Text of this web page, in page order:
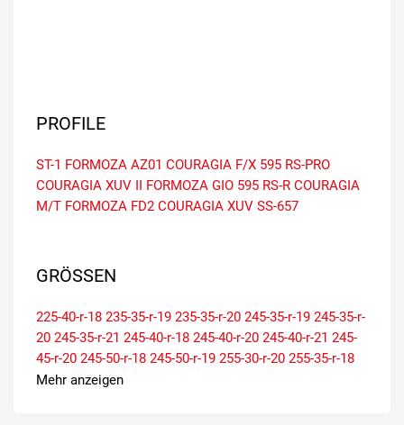
PROFILE
ST-1 FORMOZA AZ01 COURAGIA F/X 595 RS-PRO
COURAGIA XUV II FORMOZA GIO 595 RS-R COURAGIA
M/T FORMOZA FD2 COURAGIA XUV SS-657
GRÖSSEN
225-40-r-18 235-35-r-19 235-35-r-20 245-35-r-19 245-35-r-
20 245-35-r-21 245-40-r-18 245-40-r-20 245-40-r-21 245-
45-r-20 245-50-r-18 245-50-r-19 255-30-r-20 255-35-r-18
255-35-r-19 255-35-r-20
Mehr anzeigen